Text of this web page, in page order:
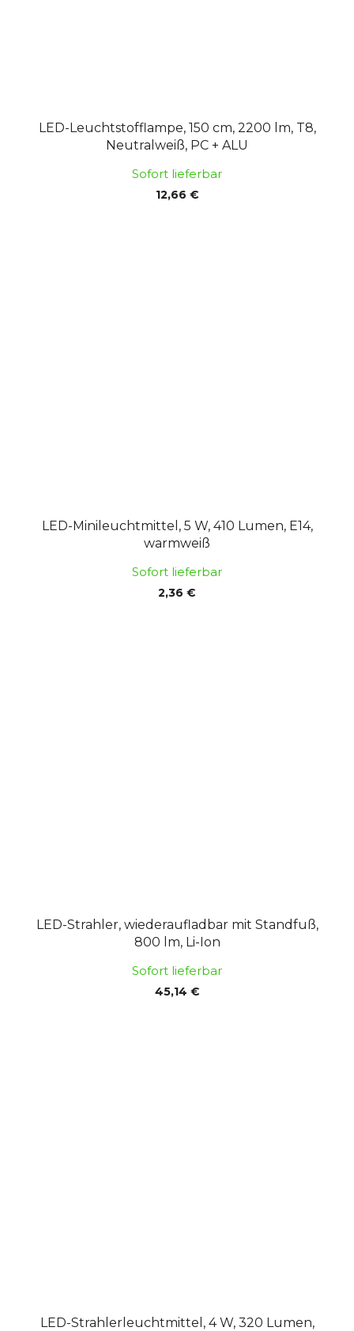
LED-Leuchtstofflampe, 150 cm, 2200 lm, T8,
Neutralweiß, PC + ALU
Sofort lieferbar
12,66 €
LED-Minileuchtmittel, 5 W, 410 Lumen, E14,
warmweiß
Sofort lieferbar
2,36 €
LED-Strahler, wiederaufladbar mit Standfuß,
800 lm, Li-Ion
Sofort lieferbar
45,14 €
LED-Strahlerleuchtmittel, 4 W, 320 Lumen,